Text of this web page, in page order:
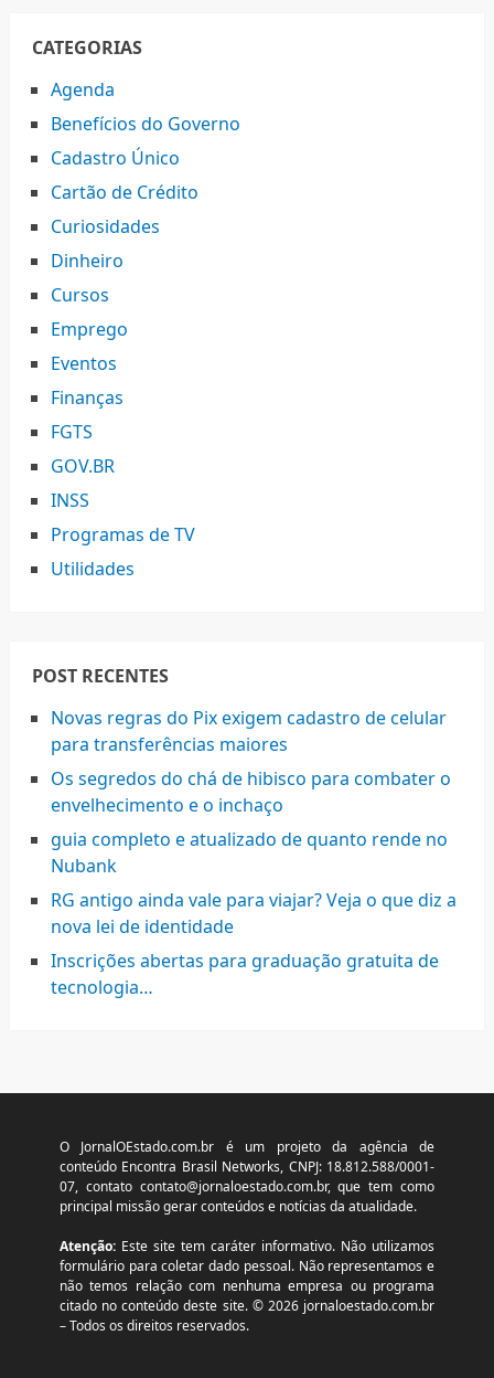
CATEGORIAS
Agenda
Benefícios do Governo
Cadastro Único
Cartão de Crédito
Curiosidades
Dinheiro
Cursos
Emprego
Eventos
Finanças
FGTS
GOV.BR
INSS
Programas de TV
Utilidades
POST RECENTES
Novas regras do Pix exigem cadastro de celular
para transferências maiores
Os segredos do chá de hibisco para combater o
envelhecimento e o inchaço
guia completo e atualizado de quanto rende no
Nubank
RG antigo ainda vale para viajar? Veja o que diz a
nova lei de identidade
Inscrições abertas para graduação gratuita de
tecnologia…
O JornalOEstado.com.br é um projeto da agência de
conteúdo Encontra Brasil Networks, CNPJ: 18.812.588/0001-
07, contato contato@jornaloestado.com.br, que tem como
principal missão gerar conteúdos e notícias da atualidade.
Atenção:Este site tem caráter informativo. Não utilizamos
formulário para coletar dado pessoal. Não representamos e
não temos relação com nenhuma empresa ou programa
citado no conteúdo deste site. © 2026 jornaloestado.com.br
– Todos os direitos reservados.